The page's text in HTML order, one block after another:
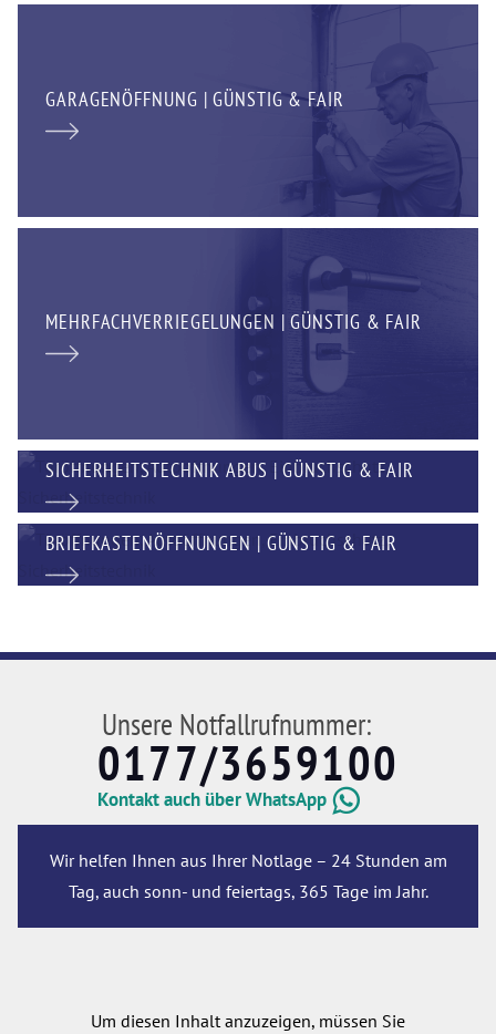
GARAGENÖFFNUNG | GÜNSTIG & FAIR
MEHRFACHVERRIEGELUNGEN | GÜNSTIG & FAIR
SICHERHEITSTECHNIK ABUS | GÜNSTIG & FAIR
BRIEFKASTENÖFFNUNGEN | GÜNSTIG & FAIR
Unsere Notfallrufnummer:
0177/3659100
Kontakt auch über WhatsApp
Wir helfen Ihnen aus Ihrer Notlage – 24 Stunden am
Tag, auch sonn- und feiertags, 365 Tage im Jahr.
Um diesen Inhalt anzuzeigen, müssen Sie